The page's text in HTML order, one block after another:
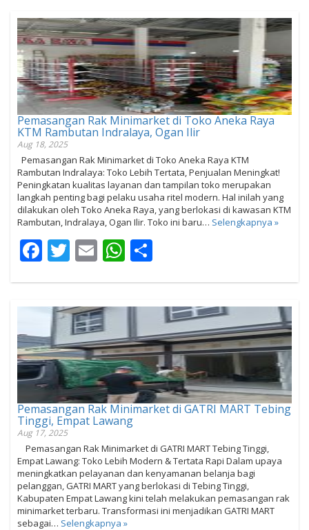
Pemasangan Rak Minimarket di Toko Aneka Raya
KTM Rambutan Indralaya, Ogan Ilir
Aug 18, 2025
Pemasangan Rak Minimarket di Toko Aneka Raya KTM
Rambutan Indralaya: Toko Lebih Tertata, Penjualan Meningkat!
Peningkatan kualitas layanan dan tampilan toko merupakan
langkah penting bagi pelaku usaha ritel modern. Hal inilah yang
dilakukan oleh Toko Aneka Raya, yang berlokasi di kawasan KTM
Rambutan, Indralaya, Ogan Ilir. Toko ini baru… Selengkapnya »
Facebook
Twitter
EmailWhatsApp
Pemasangan Rak Minimarket di GATRI MART Tebing
Tinggi, Empat Lawang
Aug 17, 2025
Pemasangan Rak Minimarket di GATRI MART Tebing Tinggi,
Empat Lawang: Toko Lebih Modern & Tertata Rapi Dalam upaya
meningkatkan pelayanan dan kenyamanan belanja bagi
pelanggan, GATRI MART yang berlokasi di Tebing Tinggi,
Kabupaten Empat Lawang kini telah melakukan pemasangan rak
minimarket terbaru. Transformasi ini menjadikan GATRI MART
sebagai… Selengkapnya »